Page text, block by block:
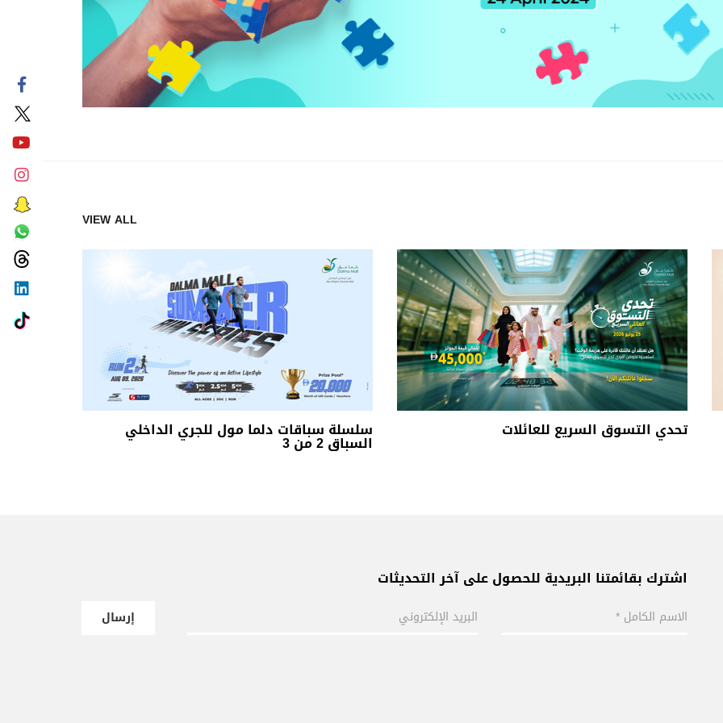
VIEW ALL
سلسلة سباقات دلما مول للجري الداخلي
السباق 2 من 3
تحدي التسوق السريع للعائلات
اشترك بقائمتنا البريدية للحصول على آخر التحديثات
إرسال